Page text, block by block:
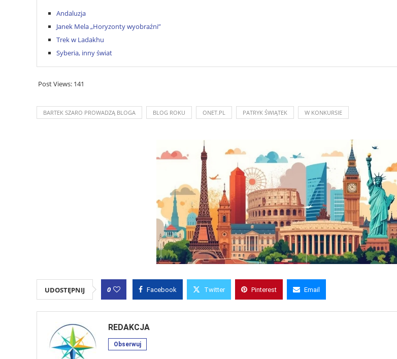
Andaluzja
Janek Mela „Horyzonty wyobraźni”
Trek w Ladakhu
Syberia, inny świat
Post Views: 141
BARTEK SZARO PROWADZĄ BLOGA BLOG ROKU ONET.PL PATRYK ŚWIĄTEK W KONKURSIE
UDOSTĘPNIJ 0 Facebook Twitter Pinterest Email
REDAKCJA
Obserwuj